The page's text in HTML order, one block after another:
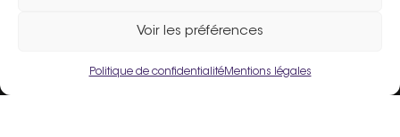
Voir les préférences
Politique de confidentialitéMentions légales
Un site fièrement propulsé parFlers Agglo.